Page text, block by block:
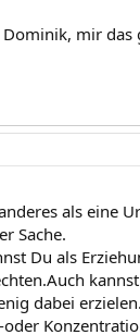
mir
als eine
Sache.
Du als
dabei